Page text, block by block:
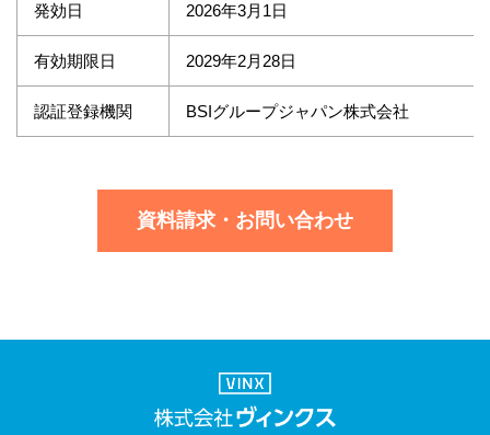
発効日 2026年3月1日
有効期限日 2029年2月28日
認証登録機関 BSIグループジャパン株式会社
資料請求・お問い合わせ